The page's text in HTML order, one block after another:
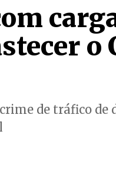
o
de tráfico de